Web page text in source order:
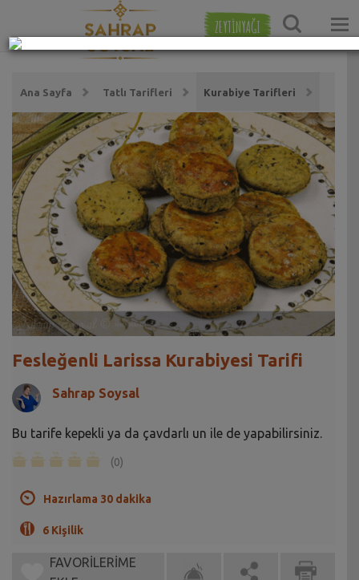
ZEYTİNYAĞI
Ana Sayfa Tatlı Tarifleri Kurabiye Tarifleri
Fesleğenli Larissa Kurabiyesi Tarifi
Sahrap Soysal
Bu tarife kepekli ya da çavdarlı un ile de yapabilirsiniz.
(0)
Hazırlama 30 dakika
6 Kişilik
FAVORİLERİME